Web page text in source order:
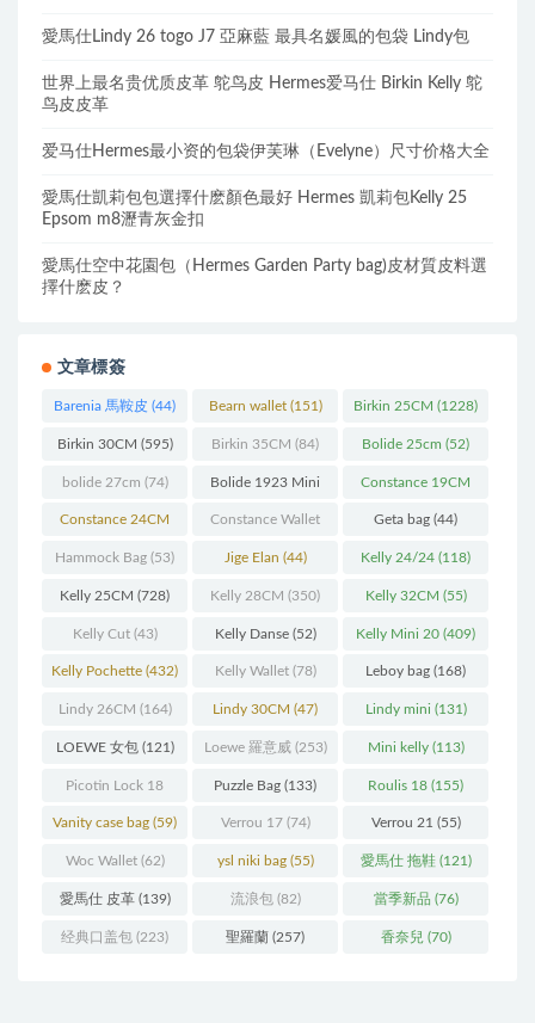
愛馬仕Lindy 26 togo J7 亞麻藍 最具名媛風的包袋 Lindy包
世界上最名贵优质皮革 鸵鸟皮 Hermes爱马仕 Birkin Kelly 鸵
鸟皮皮革
爱马仕Hermes最小资的包袋伊芙琳（Evelyne）尺寸价格大全
愛馬仕凱莉包包選擇什麽顏色最好 Hermes 凱莉包Kelly 25
Epsom m8瀝青灰金扣
愛馬仕空中花園包（Hermes Garden Party bag)皮材質皮料選
擇什麽皮？
文章標簽
Barenia 馬鞍皮 (44) Bearn wallet(151) Birkin 25CM (1228)
Birkin 30CM (595) Birkin 35CM (84) Bolide 25cm (52)
bolide 27cm (74) Bolide 1923 Mini
(93)
Constance 19CM
(571)
Constance 24CM
(216)
Constance Wallet
(60)
Geta bag (44)
Hammock Bag (53) Jige Elan (44) Kelly 24/24 (118)
Kelly 25CM (728) Kelly 28CM (350) Kelly 32CM (55)
Kelly Cut(43) Kelly Danse(52) Kelly Mini 20 (409)
Kelly Pochette (432) Kelly Wallet(78) Leboy bag (168)
Lindy 26CM (164) Lindy 30CM (47) Lindy mini (131)
LOEWE 女包(121) Loewe 羅意威(253) Mini kelly(113)
Picotin Lock 18
(202)
Puzzle Bag (133) Roulis 18 (155)
Vanity case bag (59) Verrou 17(74) Verrou 21 (55)
Woc Wallet(62) ysl niki bag(55) 愛馬仕 拖鞋(121)
愛馬仕 皮革(139) 流浪包(82) 當季新品 (76)
经典口盖包 (223) 聖羅蘭 (257) 香奈兒 (70)